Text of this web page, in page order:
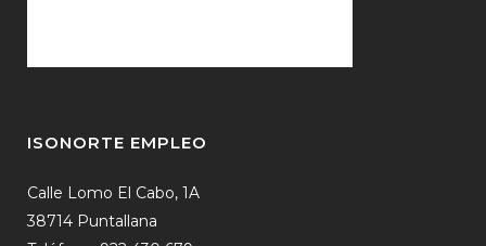
ISONORTE EMPLEO
Calle Lomo El Cabo, 1A
38714 Puntallana